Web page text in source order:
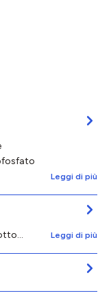
Leggi di più
Leggi di più